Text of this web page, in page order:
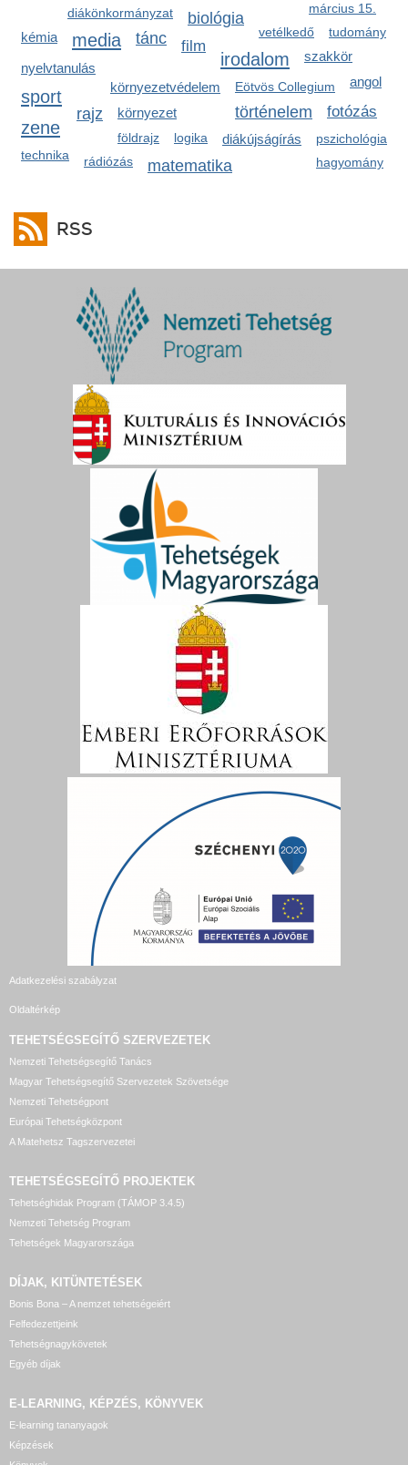
március 15.
diákönkormányzat biológia
vetélkedő tudomány
kémia media tánc film
irodalom szakkör
nyelvtanulás
környezetvédelem
Eötvös Collegium
sport
történelem
angol
fotózás
rajz környezet
zene földrajz logika diákújságírás
pszichológia
technika
rádiózás matematika hagyomány
RSS
Adatkezelési szabályzat
Oldaltérkép
TEHETSÉGSEGÍTŐ SZERVEZETEK
Nemzeti Tehetségsegítő Tanács
Magyar Tehetségsegítő Szervezetek Szövetsége
Nemzeti Tehetségpont
Európai Tehetségközpont
A Matehetsz Tagszervezetei
TEHETSÉGSEGÍTŐ PROJEKTEK
Tehetséghidak Program (TÁMOP 3.4.5)
Nemzeti Tehetség Program
Tehetségek Magyarországa
DÍJAK, KITÜNTETÉSEK
Bonis Bona – A nemzet tehetségeiért
Felfedezettjeink
Tehetségnagykövetek
Egyéb díjak
E-LEARNING, KÉPZÉS, KÖNYVEK
E-learning tananyagok
Képzések